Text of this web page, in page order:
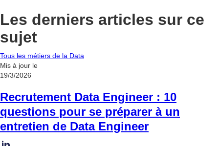
Les derniers articles sur ce
sujet
Tous les métiers de la Data
Mis à jour le
19/3/2026
Recrutement Data Engineer : 10
questions pour se préparer à un
entretien de Data Engineer